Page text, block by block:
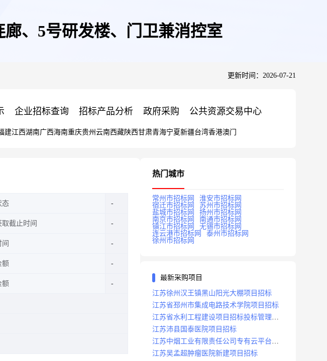
、5号研发楼、门卫兼消控室
更新时间：2026-07-21
企业招标查询 招标产品分析 政府采购 公共资源交易中心
建江西湖南广西海南重庆贵州 云南西藏陕西甘肃青海宁夏新疆台湾香港澳门
态
截止时间
额
额
热门城市
常州市招标网
淮安市招标网
宿迁市招标网
苏州市招标网
盐城市招标网
扬州市招标网
南京市招标网
南通市招标网
镇江市招标网
无锡市招标网
连云港市招标网
泰州市招标网
徐州市招标网
最新采购项目
江苏徐州汉王镇黑山阳光大棚项目招标
江苏省邳州市集成电路技术学院项目招标
江苏省水利工程建设项目招标投标管理办
法
江苏沛县国泰医院项目招标
江苏中烟工业有限责任公司专有云平台扩
容项目招标
江苏吴孟超肿瘤医院新建项目招标